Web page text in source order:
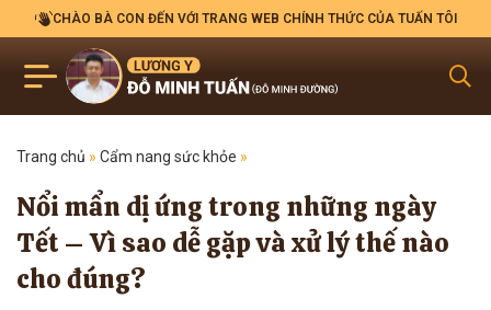
CHÀO BÀ CON ĐẾN VỚI TRANG WEB CHÍNH THỨC CỦA TUẤN TÔI
Trang chủ » Cẩm nang sức khỏe »
Nổi mẩn dị ứng trong những ngày
Tết – Vì sao dễ gặp và xử lý thế nào
cho đúng?